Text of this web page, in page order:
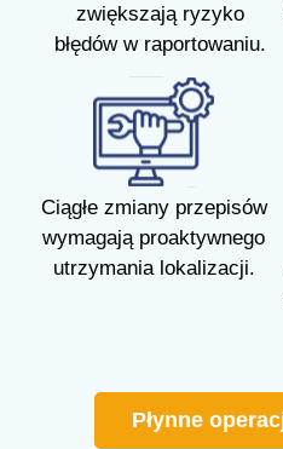
zwiększają ryzyko
błędów w raportowaniu.
Ciągłe zmiany przepisów
wymagają proaktywnego
utrzymania lokalizacji.
Płynne